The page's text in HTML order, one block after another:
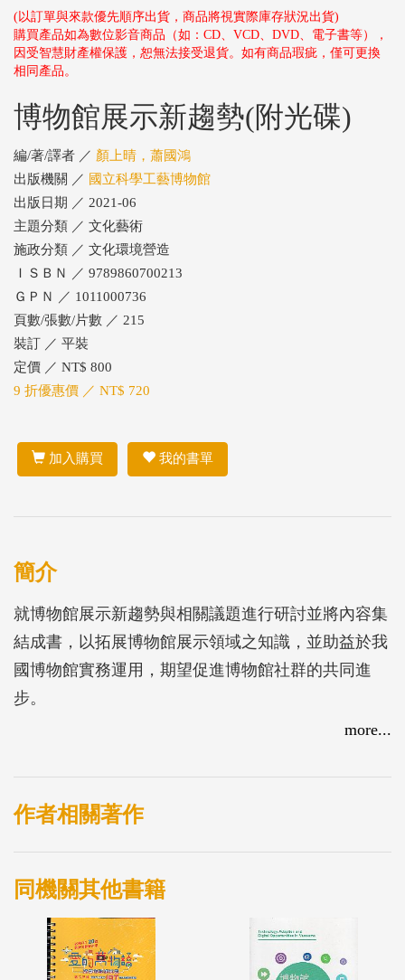
(以訂單與來款優先順序出貨，商品將視實際庫存狀況出貨)
購買產品如為數位影音商品（如：CD、VCD、DVD、電子書等），
因受智慧財產權保護，恕無法接受退貨。如有商品瑕疵，僅可更換
相同產品。
博物館展示新趨勢(附光碟)
編/著/譯者 ／ 顏上晴，蕭國鴻
出版機關 ／ 國立科學工藝博物館
出版日期 ／ 2021-06
主題分類 ／ 文化藝術
施政分類 ／ 文化環境營造
ＩＳＢＮ ／ 9789860700213
ＧＰＮ ／ 1011000736
頁數/張數/片數 ／ 215
裝訂 ／ 平裝
定價 ／ NT$ 800
9 折優惠價 ／ NT$ 720
加入購買 我的書單
簡介
就博物館展示新趨勢與相關議題進行研討並將內容集
結成書，以拓展博物館展示領域之知識，並助益於我
國博物館實務運用，期望促進博物館社群的共同進
步。
more...
作者相關著作
同機關其他書籍